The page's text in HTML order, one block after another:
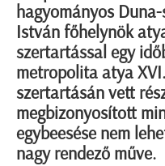
hagyományos
István főhelynök
szertartással egy
metropolita atya
szertartásán vett
megbizonyosított
egybeesése nem
nagy rendező műve.